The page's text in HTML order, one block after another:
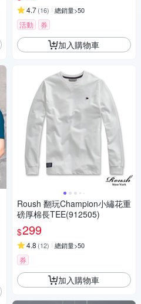
4.7(16) 總銷量>50
活動 券
加入購物車
Roush 翻玩Champion小繡花重
磅厚棉長TEE(912505)
$299
4.8 (12) 總銷量>50
券
加入購物車